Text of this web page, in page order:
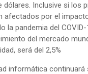
dólares. Inclusive si los
afectados por el
la pandemia del
del mercado
será del 2,5%
informática continuará